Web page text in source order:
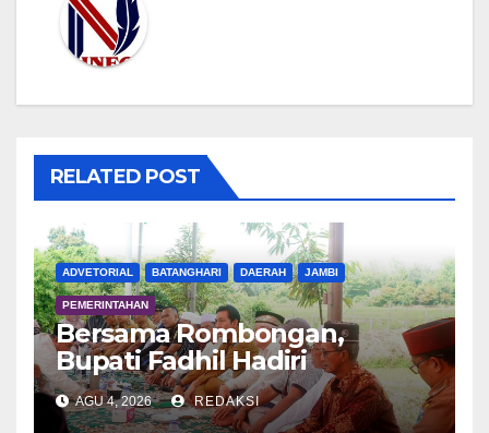
RELATED POST
ADVETORIAL BATANGHARI DAERAH JAMBI
PEMERINTAHAN
Bersama Rombongan,
Bupati Fadhil Hadiri
Syukuran Tanam Padi di
Terusan
AGU 4, 2026 REDAKSI